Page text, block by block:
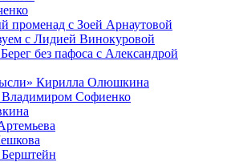
променад с Зоей Арнаутовой
с Лидией Винокуровой
без пафоса с Александрой
Кирилла Олюшкина
Владимиром Софиенко